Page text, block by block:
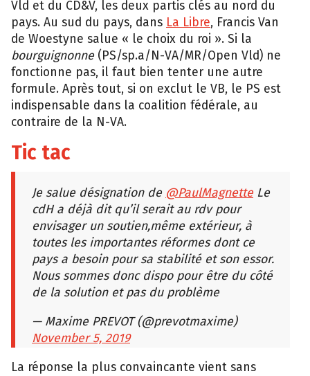
Vld et du CD&V, les deux partis clés au nord du
pays. Au sud du pays, dans La Libre, Francis Van
de Woestyne salue « le choix du roi ». Si la
bourguignonne(PS/sp.a/N-VA/MR/Open Vld) ne
fonctionne pas, il faut bien tenter une autre
formule. Après tout, si on exclut le VB, le PS est
indispensable dans la coalition fédérale, au
contraire de la N-VA.
Tic tac
Je salue désignation de @PaulMagnetteLe
cdH a déjà dit qu’il serait au rdv pour
envisager un soutien,même extérieur, à
toutes les importantes réformes dont ce
pays a besoin pour sa stabilité et son essor.
Nous sommes donc dispo pour être du côté
de la solution et pas du problème
— Maxime PREVOT (@prevotmaxime)
November 5, 2019
La réponse la plus convaincante vient sans